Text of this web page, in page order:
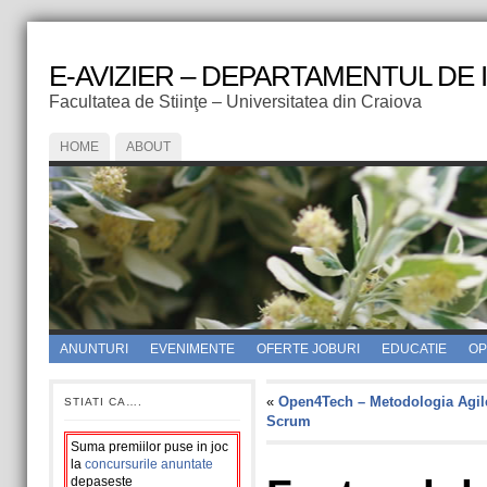
E-AVIZIER – DEPARTAMENTUL DE
Facultatea de Stiinţe – Universitatea din Craiova
HOME ABOUT
ANUNTURI EVENIMENTE OFERTE JOBURI EDUCATIE
STIATI CA….
Suma premiilor puse in joc
la concursurile anuntate
depaseste
« Open4Tech – Metodologia
Scrum